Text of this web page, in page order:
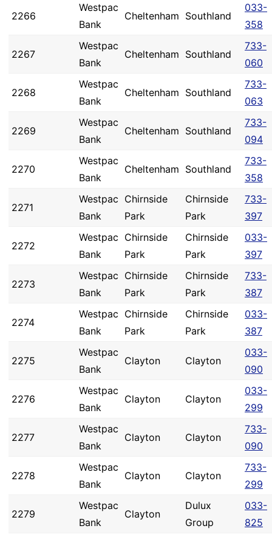
2266
Westpac
Bank
Cheltenham Southland
033-
358
2267
Westpac
Bank
Cheltenham Southland
733-
060
2268
Westpac
Bank
Cheltenham Southland
733-
063
2269
Westpac
Bank
Cheltenham Southland
733-
094
2270
Westpac
Bank
Cheltenham Southland
733-
358
2271
Westpac
Bank
Chirnside
Park
Chirnside
Park
733-
397
2272
Westpac
Bank
Chirnside
Park
Chirnside
Park
033-
397
2273
Westpac
Bank
Chirnside
Park
Chirnside
Park
733-
387
2274
Westpac
Bank
Chirnside
Park
Chirnside
Park
033-
387
2275
Westpac
Bank
Clayton Clayton
033-
090
2276
Westpac
Bank
Clayton Clayton
033-
299
2277
Westpac
Bank
Clayton Clayton
733-
090
2278
Westpac
Bank
Clayton Clayton
733-
299
2279
Westpac
Bank
Clayton
Dulux
Group
033-
825